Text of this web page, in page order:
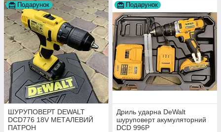
Подарунок
ШУРУПОВЕРТ DEWALT
DCD776 18V МЕТАЛЕВИЙ
ПАТРОН
Подарунок
Дриль ударна DeWalt
шуруповерт акумуляторний
DCD 996P